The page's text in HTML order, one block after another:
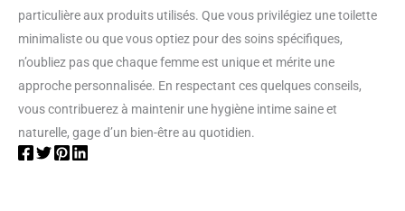
particulière aux produits utilisés. Que vous privilégiez une toilette
minimaliste ou que vous optiez pour des soins spécifiques,
n’oubliez pas que chaque femme est unique et mérite une
approche personnalisée. En respectant ces quelques conseils,
vous contribuerez à maintenir une hygiène intime saine et
naturelle, gage d’un bien-être au quotidien.